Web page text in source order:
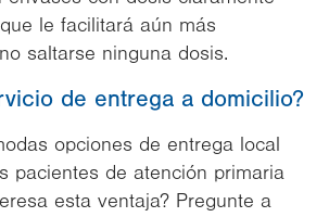
le facilitará aún más
saltarse ninguna dosis.
de entrega a domicilio?
opciones de entrega local
pacientes de atención primaria
esta ventaja? Pregunte a